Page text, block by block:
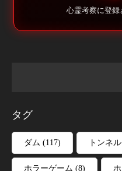
心霊考察に登
タグ
ダム (117) トンネル
ホラーゲーム (8)